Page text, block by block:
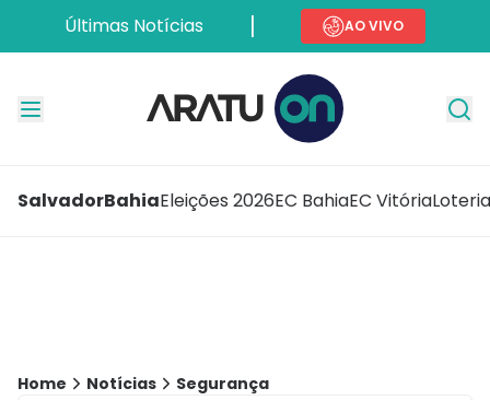
Últimas Notícias AO VIVO
SalvadorBahiaEleições 2026EC BahiaEC Vitória
Home Notícias Segurança